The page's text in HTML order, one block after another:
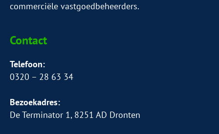
commerciële vastgoedbeheerders.
Contact
Telefoon:
0320 – 28 63 34
Bezoekadres:
De Terminator 1, 8251 AD Dronten